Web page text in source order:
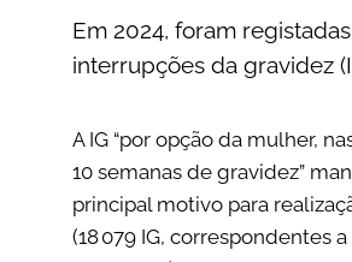
Em 2024, foram registadas
interrupções da gravidez
A IG “por opção da mulher,
10 semanas de gravidez”
principal motivo para
(18 079 IG, correspondentes a